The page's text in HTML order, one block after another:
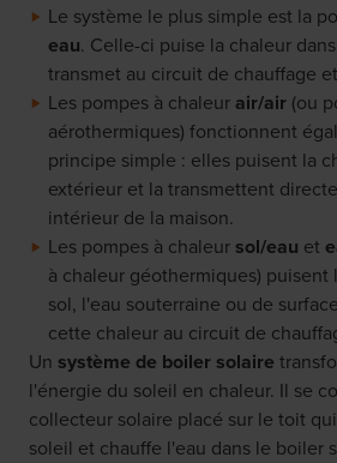
Le système le plus simple est la
eau. Celle-ci puise la chaleur
transmet au circuit de chauffage
Les pompes à chaleur air/air (ou
aérothermiques) fonctionnent
principe simple : elles puisent la
extérieur et la transmettent
intérieur de la maison.
Les pompes à chaleur sol/eau et
à chaleur géothermiques) puisent
sol, l'eau souterraine ou de
cette chaleur au circuit de
Un système de boiler solaire
l'énergie du soleil en chaleur. Il se
collecteur solaire placé sur le toit
soleil et chauffe l'eau dans le boiler